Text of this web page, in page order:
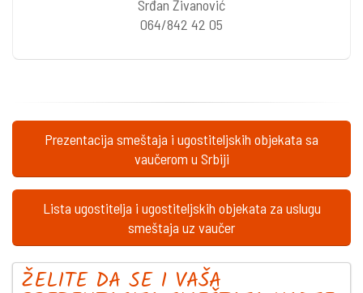
Srđan Živanović
064/842 42 05
Prezentacija smeštaja i ugostiteljskih objekata sa
vaučerom u Srbiji
Lista ugostitelja i ugostiteljskih objekata za uslugu
smeštaja uz vaučer
ŽELITE DA SE I VAŠA